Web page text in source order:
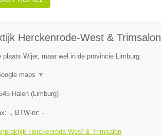
Herckenrode-West & Trimsalon
plaats Wijer, maar wel in de provincie Limburg.
maps ▼
Halen(Limburg)
-, BTW-nr: -
Herckenrode-West & Trimsalon